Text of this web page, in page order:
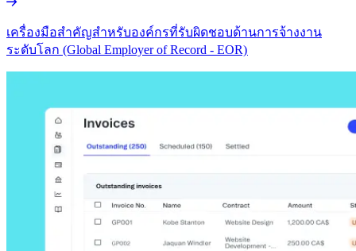
เครื่องมือสำคัญสำหรับองค์กรที่รับผิดชอบด้านการจ้างงาน
ระดับโลก (Global Employer of Record - EOR)​​